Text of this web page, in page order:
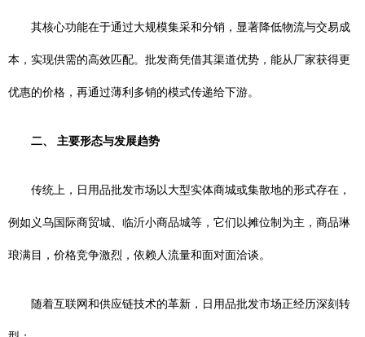
其核心功能在于通过大规模集采和分销，显著降低物流与交易成
本，实现供需的高效匹配。批发商凭借其渠道优势，能从厂家获得更
优惠的价格，再通过薄利多销的模式传递给下游。
二、 主要形态与发展趋势
传统上，日用品批发市场以大型实体商城或集散地的形式存在，
例如义乌国际商贸城、临沂小商品城等，它们以摊位制为主，商品琳
琅满目，价格竞争激烈，依赖人流量和面对面洽谈。
随着互联网和供应链技术的革新，日用品批发市场正经历深刻转